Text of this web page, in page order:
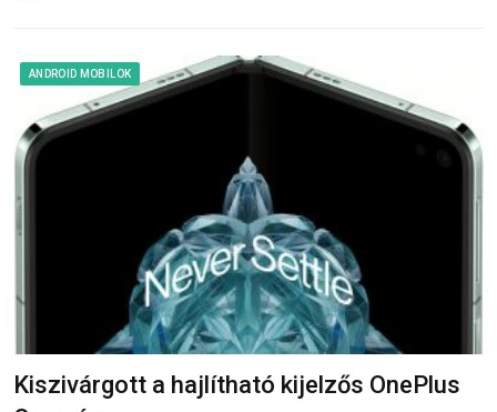
ANDROID MOBILOK
Kiszivárgott a hajlítható kijelzős OnePlus